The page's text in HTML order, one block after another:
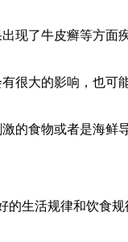
现了牛皮癣等方面
很大的影响，也可
的食物或者是海鲜
生活规律和饮食